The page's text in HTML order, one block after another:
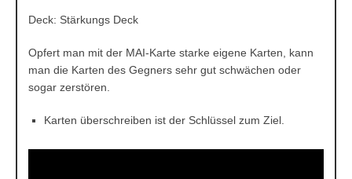
Deck: Stärkungs Deck
Opfert man mit der MAI-Karte starke eigene Karten, kann
man die Karten des Gegners sehr gut schwächen oder
sogar zerstören.
Karten überschreiben ist der Schlüssel zum Ziel.